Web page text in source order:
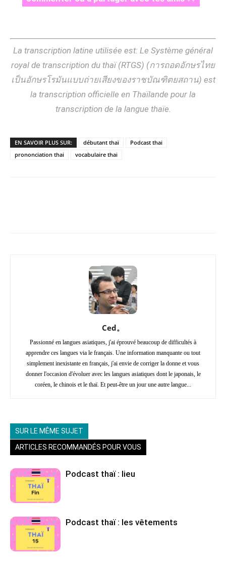
La transcription latine utilisée est: Le Système général
royal de transcription du thaï (RTGS) (การถอดอักษรไทย
เป็นอักษรโรมันแบบถ่ายเสียงของราชบัณฑิตยสถาน) est
la transcription officielle en Thaïlande pour la
transcription de la langue thaïe.
EN SAVOIR PLUS SUR: débutant thaï
Podcast thai
prononciation thai
vocabulaire thai
Ced。
Passionné en langues asiatiques, j'ai éprouvé beaucoup de difficultés à
apprendre ces langues via le français. Une information manquante ou tout
simplement inexistante en français, j'ai envie de corriger la donne et vous
donner l'occasion d'évoluer avec les langues asiatiques dont le japonais, le
coréen, le chinois et le thaï. Et peut-être un jour une autre langue...
SUR LE MÊME SUJET
ARTICLES RECOMMANDÉS POUR VOUS
Podcast thaï : lieu
Podcast thaï : les vêtements